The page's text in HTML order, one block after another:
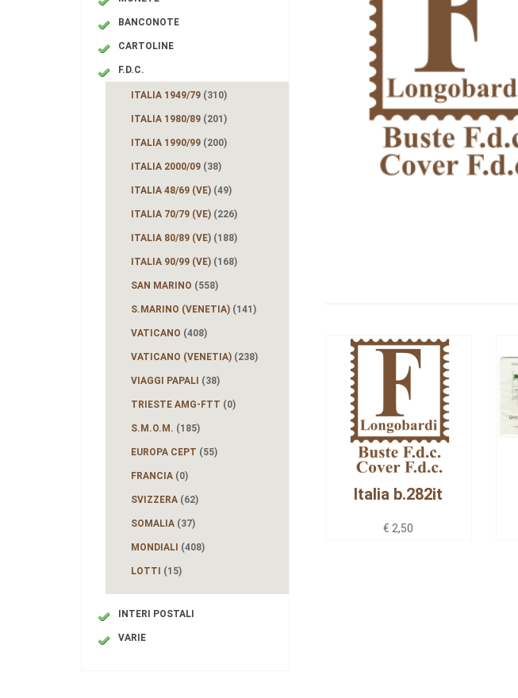
BANCONOTE
CARTOLINE
F.D.C.
ITALIA 1949/79 (310)
ITALIA 1980/89 (201)
ITALIA 1990/99 (200)
ITALIA 2000/09 (38)
ITALIA 48/69 (VE) (49)
ITALIA 70/79 (VE) (226)
ITALIA 80/89 (VE) (188)
ITALIA 90/99 (VE) (168)
SAN MARINO (558)
S.MARINO (VENETIA) (141)
VATICANO (408)
VATICANO (VENETIA) (238)
VIAGGI PAPALI (38)
TRIESTE AMG-FTT (0)
S.M.O.M. (185)
EUROPA CEPT (55)
FRANCIA (0)
SVIZZERA (62)
SOMALIA (37)
MONDIALI (408)
LOTTI (15)
INTERI POSTALI
VARIE
Italia b.282it
€ 2,50